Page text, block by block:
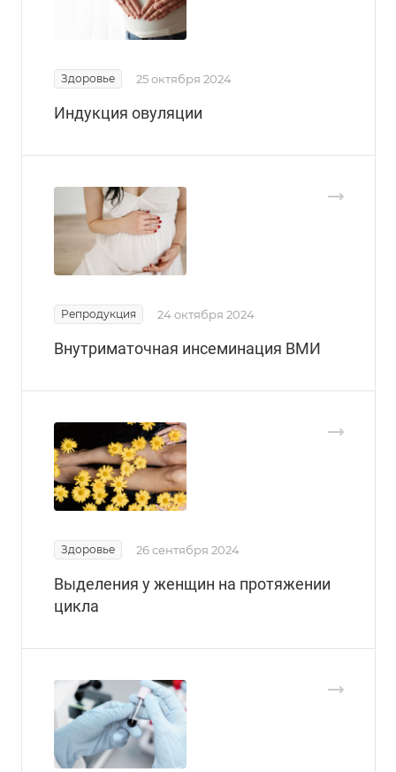
Здоровье 25 октября 2024
Индукция овуляции
Репродукция 24 октября 2024
Внутриматочная инсеминация ВМИ
Здоровье 26 сентября 2024
Выделения у женщин на протяжении
цикла